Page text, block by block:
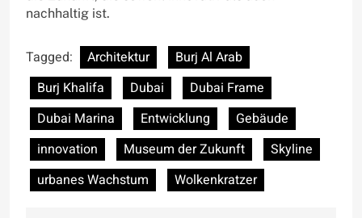
nachhaltig ist.
Tagged: Architektur
Burj Al Arab
Burj Khalifa
Dubai
Dubai Frame
Dubai Marina
Entwicklung
Gebäude
innovation
Museum der Zukunft
Skyline
urbanes Wachstum
Wolkenkratzer